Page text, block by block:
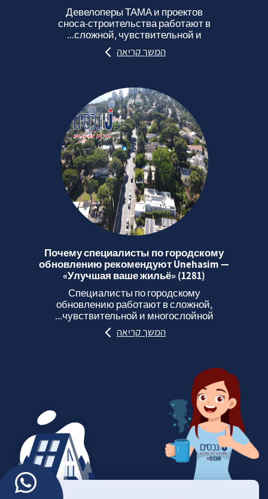
Девелоперы ТАМА и проектов
сноса‑строительства работают в
сложной, чувствительной и...
המשך קריאה
Почему специалисты по городскому
обновлению рекомендуют Unehasim —
«Улучшая ваше жильё» (1281)
Специалисты по городскому
обновлению работают в сложной,
чувствительной и многослойной...
המשך קריאה